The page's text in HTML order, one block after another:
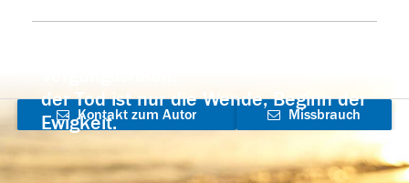
der Tod ist nur die Wende, Beginn der
Ewigkeit.
Kontakt zum Autor
aufnehmen
Missbrauch